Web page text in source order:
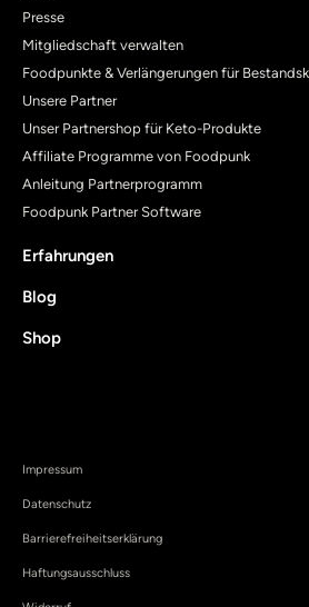
Presse
Mitgliedschaft verwalten
Foodpunkte & Verlängerungen für
Unsere Partner
Unser Partnershop für Keto-Produkte
Affiliate Programme von Foodpunk
Anleitung Partnerprogramm
Foodpunk Partner Software
Erfahrungen
Blog
Shop
Impressum
Datenschutz
Barrierefreiheitserklärung
Haftungsausschluss